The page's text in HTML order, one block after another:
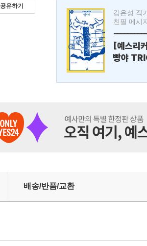
공유하기
김은성 작
친필 메시
[예스리
빵야
배송/반품/교환